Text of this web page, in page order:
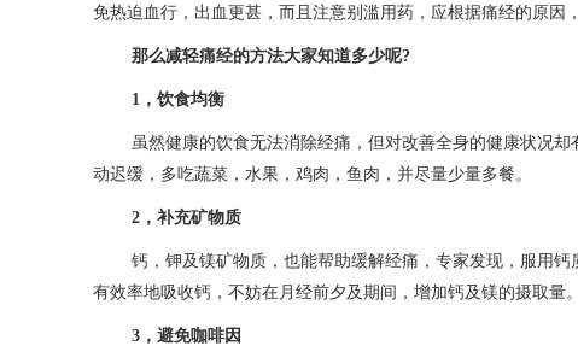
免热迫血行，出血更甚，而且注意别滥用药，应根据痛经的原因
那么减轻痛经的方法大家知道多少呢?
1，饮食均衡
虽然健康的饮食无法消除经痛，但对改善全身的健康状况
动迟缓，多吃蔬菜，水果，鸡肉，鱼肉，并尽量少量多餐。
2，补充矿物质
钙，钾及镁矿物质，也能帮助缓解经痛，专家发现，服用
有效率地吸收钙，不妨在月经前夕及期间，增加钙及镁的摄取量。
3，避免咖啡因